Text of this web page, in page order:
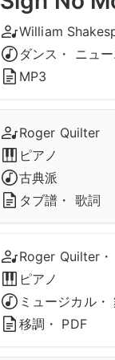
William
ダンス・ ニュ
MP3
Roger Quilter
ピアノ
古典派
タブ譜・ 歌詞
Roger Quilter
ピアノ
ミュージカル
移調・ PDF